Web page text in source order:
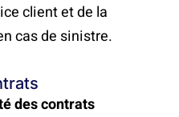
client et de la
cas de sinistre.
des contrats